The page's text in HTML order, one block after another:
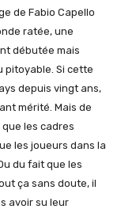
de Fabio Capello
ratée, une
débutée mais
pitoyable. Si cette
depuis vingt ans,
mérité. Mais de
les cadres
les joueurs dans la
du fait que les
ça sans doute, il
avoir su leur